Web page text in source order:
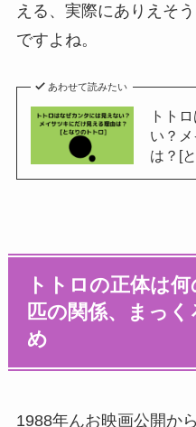
える、実際にありえそ
ですよね。
あわせて読みたい
トト
い？
は？[
トトロの正体は
匹の関係、まっ
め
1988年んお映画公開か